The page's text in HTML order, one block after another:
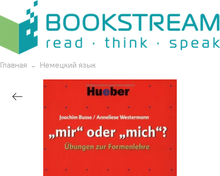
Главная Немецкий язык